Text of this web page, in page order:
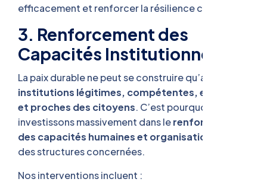
efficacement et renforcer la résilience collective.
3. Renforcement des
Capacités Institutionnelles
La paix durable ne peut se construire qu’avec des
institutions légitimes, compétentes, efficaces
et proches des citoyens. C’est pourquoi nous
investissons massivement dans lerenforcement
des capacités humaines et organisationnelles
des structures concernées.
Nos interventions incluent :